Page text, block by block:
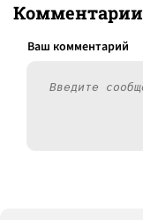
Комментарии